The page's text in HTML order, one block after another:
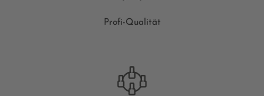
Profi-Qualität